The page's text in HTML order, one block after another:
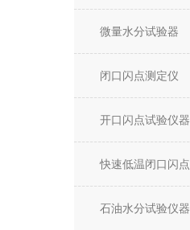
微量水分试验器
闭口闪点测定仪
开口闪点试验仪器
快速低温闭口闪点
石油水分试验仪器